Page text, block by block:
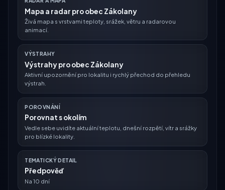
Mapa a radar pro obec Zákolany
Živá mapa s vrstvami teploty, srážek, větru a radarovou
animací.
VÝSTRAHY
Výstrahy pro obec Zákolany
Aktivní upozornění pro lokalitu i rychlý přechod do přehledu
výstrah.
POROVNÁNÍ
Porovnat s okolím
Vedle sebe uvidíte aktuální teplotu, dnešní rozpětí, vítr a srážky
pro blízké lokality.
TEMATICKÝ DETAIL
Předpověď
Na 10 dní